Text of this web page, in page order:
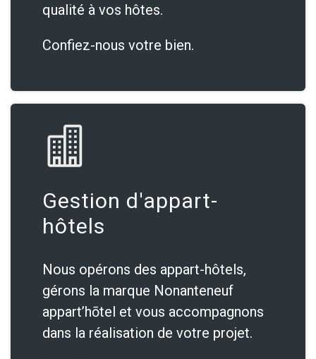
qualité à vos hôtes.
Confiez-nous votre bien.
Gestion d'appart-
hôtels
Nous opérons des appart-hôtels,
gérons la marque Nonanteneuf
appart’hōtel et vous accompagnons
dans la réalisation de votre projet.